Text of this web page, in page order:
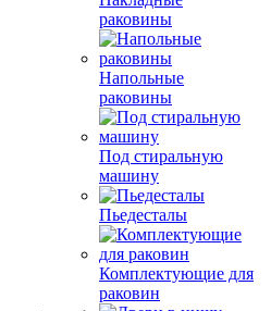
раковины
Напольные
раковины
Под стиральную
машину
Пьедесталы
Комплектующие для
раковин